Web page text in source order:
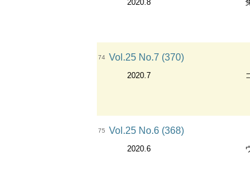
2020.8
74 Vol.25 No.7 (370)
2020.7
75 Vol.25 No.6 (368)
2020.6